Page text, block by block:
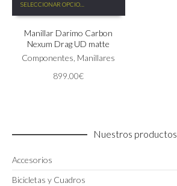
SELECCIONAR OPCIONES
producto
múltiples
variantes.
producto
Manillar Darimo Carbon
Nexum Drag UD matte
Componentes, Manillares
899.00€
Nuestros productos
Accesorios
Bicicletas y Cuadros